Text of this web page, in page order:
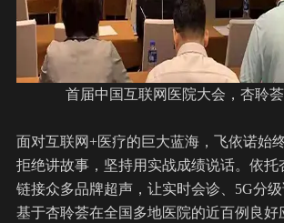
首届中国互联网医院大会， 杏聆荟
面对互联网+医疗的巨大蓝海，飞依诺始
拒绝讲故事，坚持用实战成绩说话。依托
链接众多品牌超声，让实时会诊、5G分级
基于杏聆荟在全国多地医院的近百例良好